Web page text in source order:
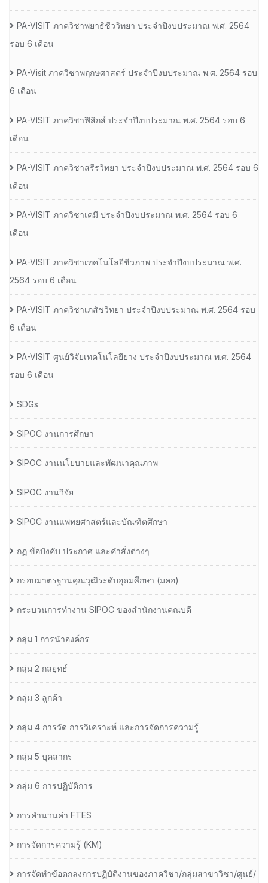
PA-VISIT ภาควิชาพยาธิชีววิทยา ประจำปีงบประมาณ พ.ศ. 2564
รอบ 6 เดือน
PA-Visit ภาควิชาพฤกษศาสตร์ ประจำปีงบประมาณ พ.ศ. 2564 รอบ
6 เดือน
PA-VISIT ภาควิชาฟิสิกส์ ประจำปีงบประมาณ พ.ศ. 2564 รอบ 6
เดือน
PA-VISIT ภาควิชาสรีรวิทยา ประจำปีงบประมาณ พ.ศ. 2564 รอบ 6
เดือน
PA-VISIT ภาควิชาเคมี ประจำปีงบประมาณ พ.ศ. 2564 รอบ 6
เดือน
PA-VISIT ภาควิชาเทคโนโลยีชีวภาพ ประจำปีงบประมาณ พ.ศ.
2564 รอบ 6 เดือน
PA-VISIT ภาควิชาเภสัชวิทยา ประจำปีงบประมาณ พ.ศ. 2564 รอบ
6 เดือน
PA-VISIT ศูนย์วิจัยเทคโนโลยียาง ประจำปีงบประมาณ พ.ศ. 2564
รอบ 6 เดือน
SDGs
SIPOC งานการศึกษา
SIPOC งานนโยบายและพัฒนาคุณภาพ
SIPOC งานวิจัย
SIPOC งานแพทยศาสตร์และบัณฑิตศึกษา
กฏ ข้อบังคับ ประกาศ และคำสั่งต่างๆ
กรอบมาตรฐานคุณวุฒิระดับอุดมศึกษา (มคอ)
กระบวนการทำงาน SIPOC ของสำนักงานคณบดี
กลุ่ม 1 การนำองค์กร
กลุ่ม 2 กลยุทธ์
กลุ่ม 3 ลูกค้า
กลุ่ม 4 การวัด การวิเคราะห์ และการจัดการความรู้
กลุ่ม 5 บุคลากร
กลุ่ม 6 การปฏิบัติการ
การคำนวนค่า FTES
การจัดการความรู้ (KM)
การจัดทำข้อตกลงการปฏิบัติงานของภาควิชา/กลุ่มสาขาวิชา/ศูนย์/